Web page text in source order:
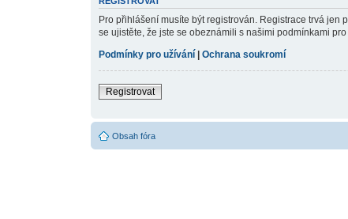
Pro přihlášení musíte být registrován. Registrace trvá jen
se ujistěte, že jste se obeznámili s našimi podmínkami
Podmínky pro užívání| Ochrana soukromí
Registrovat
Obsah fóra